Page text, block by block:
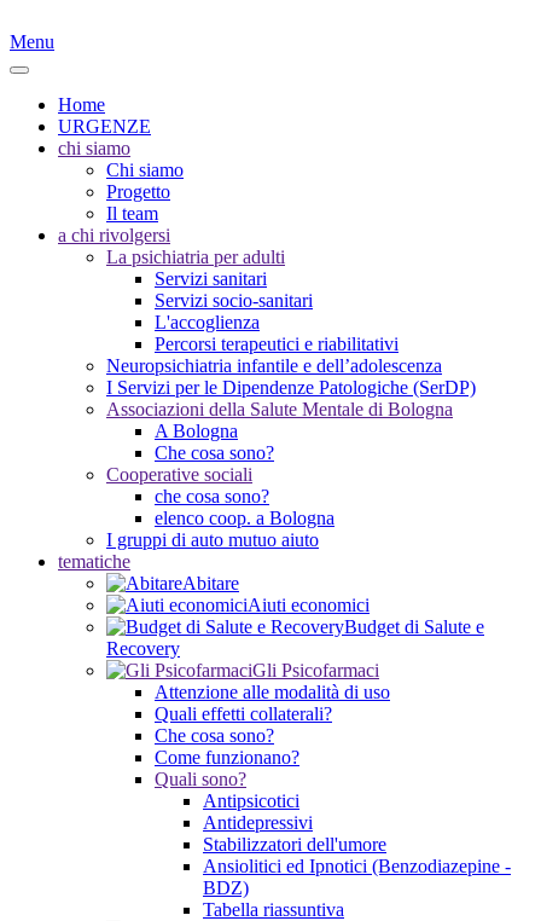
Menu
Home
URGENZE
chi siamo
Chi siamo
Progetto
Il team
a chi rivolgersi
La psichiatria per adulti
Servizi sanitari
Servizi socio-sanitari
L'accoglienza
Percorsi terapeutici e riabilitativi
Neuropsichiatria infantile e dell’adolescenza
I Servizi per le Dipendenze Patologiche (SerDP)
Associazioni della Salute Mentale di Bologna
A Bologna
Che cosa sono?
Cooperative sociali
che cosa sono?
elenco coop. a Bologna
I gruppi di auto mutuo aiuto
tematiche
Abitare
Aiuti economici
Budget di Salute e
Recovery
Gli Psicofarmaci
Attenzione alle modalità di uso
Quali effetti collaterali?
Che cosa sono?
Come funzionano?
Quali sono?
Antipsicotici
Antidepressivi
Stabilizzatori dell'umore
Ansiolitici ed Ipnotici (Benzodiazepine -
BDZ)
Tabella riassuntiva